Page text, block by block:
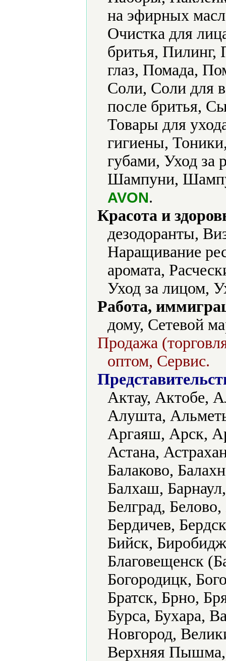
на эфирных
Очистка для
бритья, Пилинг,
глаз, Помада,
Соли, Соли для
после бритья,
Товары для
гигиены,
губами, Уход за
Шампуни,
AVON.
Красота и
дезодоранты,
Наращивание
аромата,
Уход за лицом,
Работа,
дому, Сетевой
Продажа
оптом, Сервис.
Актау, Актобе,
Алушта,
Аргаяш, Арск,
Астана,
Балаково,
Балхаш,
Белград,
Бердичев,
Бийск,
Благовещенск
Богородицк,
Братск, Брно,
Бурса, Бухара,
Новгород,
Верхняя Пышма,